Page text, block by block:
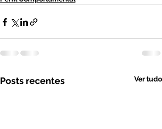
Posts recentes Ver tudo